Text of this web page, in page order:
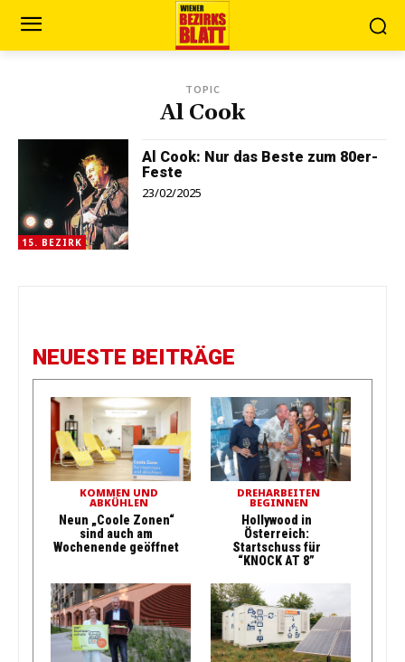
TOPIC
Al Cook
15. BEZIRK
Al Cook: Nur das Beste zum 80er-
Feste
23/02/2025
NEUESTE BEITRÄGE
KOMMEN UND
ABKÜHLEN
Neun „Coole Zonen“
sind auch am
Wochenende geöffnet
DREHARBEITEN
BEGINNEN
Hollywood in
Österreich:
Startschuss für
“KNOCK AT 8”